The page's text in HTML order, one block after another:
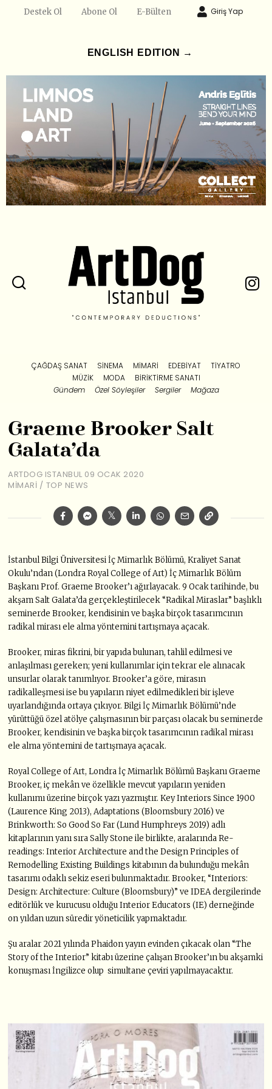
Destek Ol Abone Ol E-Bülten Giriş Yap
ENGLISH EDITION →
ÇAĞDAŞ SANAT SINEMA MIMARI EDEBIYAT
TIYATRO
MÜZIK
MODA
BIRIKTIRME SANATI
Gündem
Özel Söyleşiler Sergiler Mağaza
Graeme Brooker Salt
Galata’da
ARTDOG ISTANBUL 09 OCAK 2020
MIMARI / TOP NEWS
İstanbul Bilgi Üniversitesi İç Mimarlık Bölümü, Kraliyet Sanat
Okulu’ndan (Londra Royal College of Art) İç Mimarlık Bölüm
Başkanı Prof. Graeme Brooker’ı ağırlayacak. 9 Ocak tarihinde, bu
akşam Salt Galata’da gerçekleştirilecek “Radikal Miraslar” başlıklı
seminerde Brooker, kendisinin ve başka birçok tasarımcının
radikal mirası ele alma yöntemini tartışmaya açacak.
Brooker, miras fikrini, bir yapıda bulunan, tahlil edilmesi ve
anlaşılması gereken; yeni kullanımlar için tekrar ele alınacak
unsurlar olarak tanımlıyor. Brooker’a göre, mirasın
radikalleşmesi ise bu yapıların niyet edilmedikleri bir işleve
uyarlandığında ortaya çıkıyor. Bilgi İç Mimarlık Bölümü’nde
yürüttüğü özel atölye çalışmasının bir parçası olacak bu seminerde
Brooker, kendisinin ve başka birçok tasarımcının radikal mirası
ele alma yöntemini de tartışmaya açacak.
Royal College of Art, Londra İç Mimarlık Bölümü Başkanı Graeme
Brooker, iç mekân ve özellikle mevcut yapıların yeniden
kullanımı üzerine birçok yazı yazmıştır. Key Interiors Since 1900
(Laurence King 2013), Adaptations (Bloomsbury 2016) ve
Brinkworth: So Good So Far (Lund Humphreys 2019) adlı
kitaplarının yanı sıra Sally Stone ile birlikte, aralarında Re-
readings: Interior Architecture and the Design Principles of
Remodelling Existing Buildings kitabının da bulunduğu mekân
tasarımı odaklı sekiz eseri bulunmaktadır. Brooker, “Interiors:
Design: Architecture: Culture (Bloomsbury)” ve IDEA dergilerinde
editörlük ve kurucusu olduğu Interior Educators (IE) derneğinde
on yıldan uzun süredir yöneticilik yapmaktadır.
Şu aralar 2021 yılında Phaidon yayın evinden çıkacak olan “The
Story of the Interior” kitabı üzerine çalışan Brooker’ın bu akşamki
konuşması İngilizce olup simultane çeviri yapılmayacaktır.